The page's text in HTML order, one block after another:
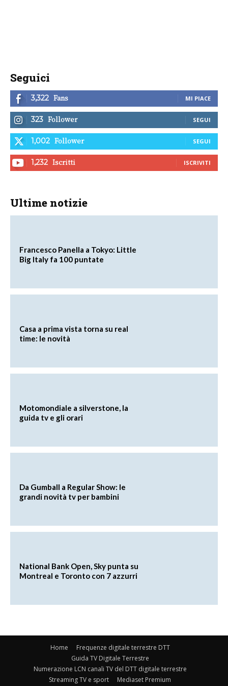
Seguici
3,322 Fans MI PIACE
323 Follower SEGUI
1,002 Follower SEGUI
1,232 Iscritti ISCRIVITI
Ultime notizie
Francesco Panella a Tokyo: Little
Big Italy fa 100 puntate
Casa a prima vista torna su real
time: le novità
Motomondiale a silverstone, la
guida tv e gli orari
Da Gumball a Regular Show: le
grandi novità tv per bambini
National Bank Open, Sky punta su
Montreal e Toronto con 7 azzurri
Home
Frequenze digitale terrestre DTT
Guida TV Digitale Terrestre
Numerazione LCN canali TV del DTT digitale terrestre
Streaming TV e sport
Mediaset Premium